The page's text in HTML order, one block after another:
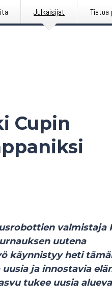
Julkaisijat Tietoa
Cupin
valmistaja
uutena
käynnistyy heti
ja innostavia
tukee uusia